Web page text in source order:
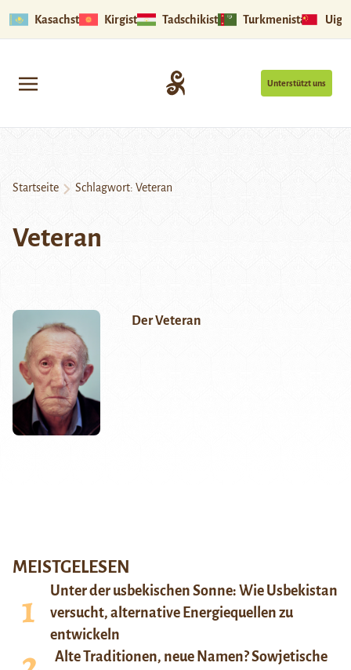
Kasachstan Kirgistan Tadschikistan Turkmenistan
Unterstützt uns
Startseite Schlagwort: Veteran
Veteran
Der Veteran
MEISTGELESEN
Unter der usbekischen Sonne: Wie Usbekistan
versucht, alternative Energiequellen zu
entwickeln
Alte Traditionen, neue Namen? Sowjetische